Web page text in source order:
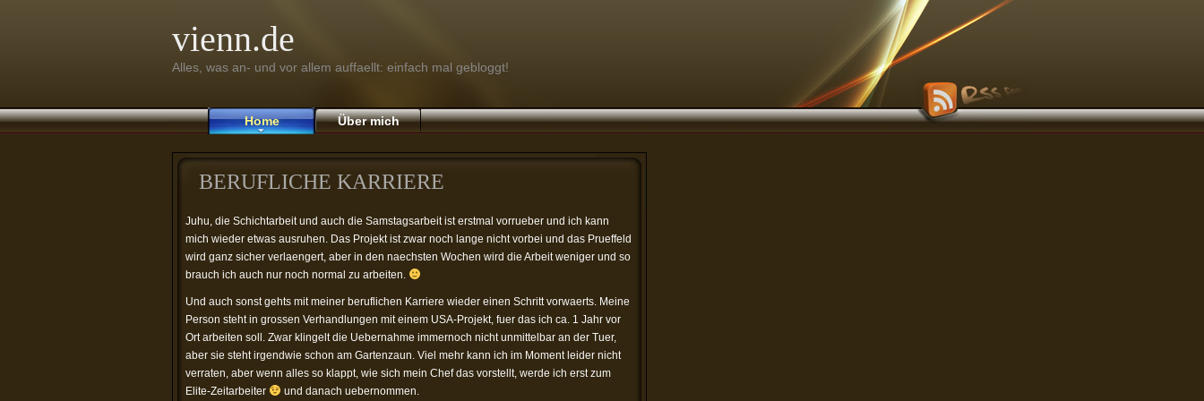
vienn.de
Alles, was an- und vor allem auffaellt: einfach mal gebloggt!
Home Über mich
BERUFLICHE KARRIERE
Juhu, die Schichtarbeit und auch die Samstagsarbeit ist erstmal vorrueber und ich kann
mich wieder etwas ausruhen. Das Projekt ist zwar noch lange nicht vorbei und das Prueffeld
wird ganz sicher verlaengert, aber in den naechsten Wochen wird die Arbeit weniger und so
brauch ich auch nur noch normal zu arbeiten.
Und auch sonst gehts mit meiner beruflichen Karriere wieder einen Schritt vorwaerts. Meine
Person steht in grossen Verhandlungen mit einem USA-Projekt, fuer das ich ca. 1 Jahr vor
Ort arbeiten soll. Zwar klingelt die Uebernahme immernoch nicht unmittelbar an der Tuer,
aber sie steht irgendwie schon am Gartenzaun. Viel mehr kann ich im Moment leider nicht
verraten, aber wenn alles so klappt, wie sich mein Chef das vorstellt, werde ich erst zum
Elite-Zeitarbeiter
und danach uebernommen.